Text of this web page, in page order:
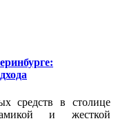
средств в столице
и жесткой